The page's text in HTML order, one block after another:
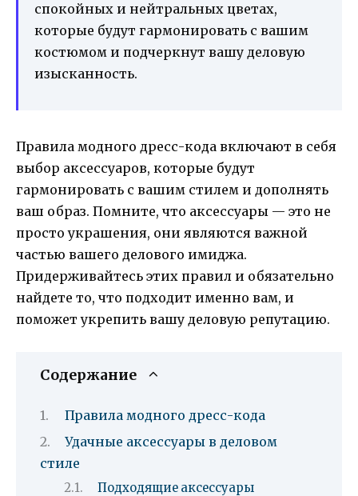
спокойных и нейтральных цветах,
которые будут гармонировать с вашим
костюмом и подчеркнут вашу деловую
изысканность.
Правила модного дресс-кода включают в себя
выбор аксессуаров, которые будут
гармонировать с вашим стилем и дополнять
ваш образ. Помните, что аксессуары — это не
просто украшения, они являются важной
частью вашего делового имиджа.
Придерживайтесь этих правил и обязательно
найдете то, что подходит именно вам, и
поможет укрепить вашу деловую репутацию.
Содержание
Правила модного дресс-кода
Удачные аксессуары в деловом
стиле
Подходящие аксессуары